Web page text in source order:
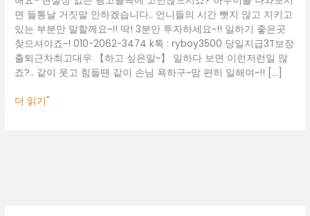
면 들통날 거짓말 안하겠습니다.. 언니들의 시간 뺏지 않고 지키고
있는 부분만 말할께요~!! 딱! 3분만 투자하세요~!! 일하기 좋은곳
찾으셔야죠~! 010-2062-3474 k톡 : ryboy3500 당일지급3T보장
출퇴근차최고대우 【하고 싶은말~】 일하다 보면 이런저런일 많
죠?.. 같이 웃고 힘들땐 같이 손님 욕하구~맘 편히 일해여~!! […]
바
논
산
시
당
일
바
더 읽기"